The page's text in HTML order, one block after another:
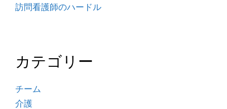
訪問看護師のハードル
カテゴリー
チーム
介護